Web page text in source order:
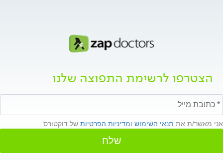
הצטרפו לרשימת התפוצה שלנו
אני מאשר/ת את תנאי השימוש ומדיניות הפרטיות של דוקטורס
שלח